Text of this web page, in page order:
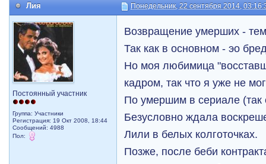
Лия Понедельник, 22 сентября 2014,
Постоянный участник
Группа: Участники
Регистрация: 19 Окт 2008, 18:44
Сообщений: 4988
Пол:
Возвращение умерших -
Так как в основном - эо
Но моя любимица
кадром, так что я уже не
По умершим в сериале (так
Безусловно ждала
Лили в белых колготочках.
Позже, после беби